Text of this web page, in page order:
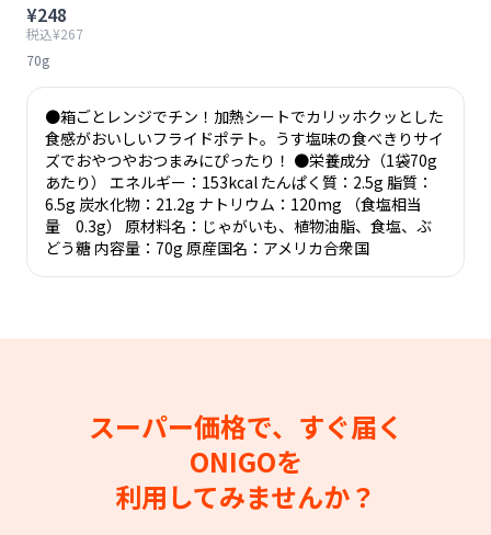
¥248
税込¥267
70g
●箱ごとレンジでチン！加熱シートでカリッホクッとした
食感がおいしいフライドポテト。うす塩味の食べきりサイ
ズでおやつやおつまみにぴったり！ ●栄養成分（1袋70g
あたり） エネルギー：153kcal たんぱく質：2.5g 脂質：
6.5g 炭水化物：21.2g ナトリウム：120mg （食塩相当
量 0.3g） 原材料名：じゃがいも、植物油脂、食塩、ぶ
どう糖 内容量：70g 原産国名：アメリカ合衆国
スーパー価格で、すぐ届く
ONIGOを
利用してみませんか？